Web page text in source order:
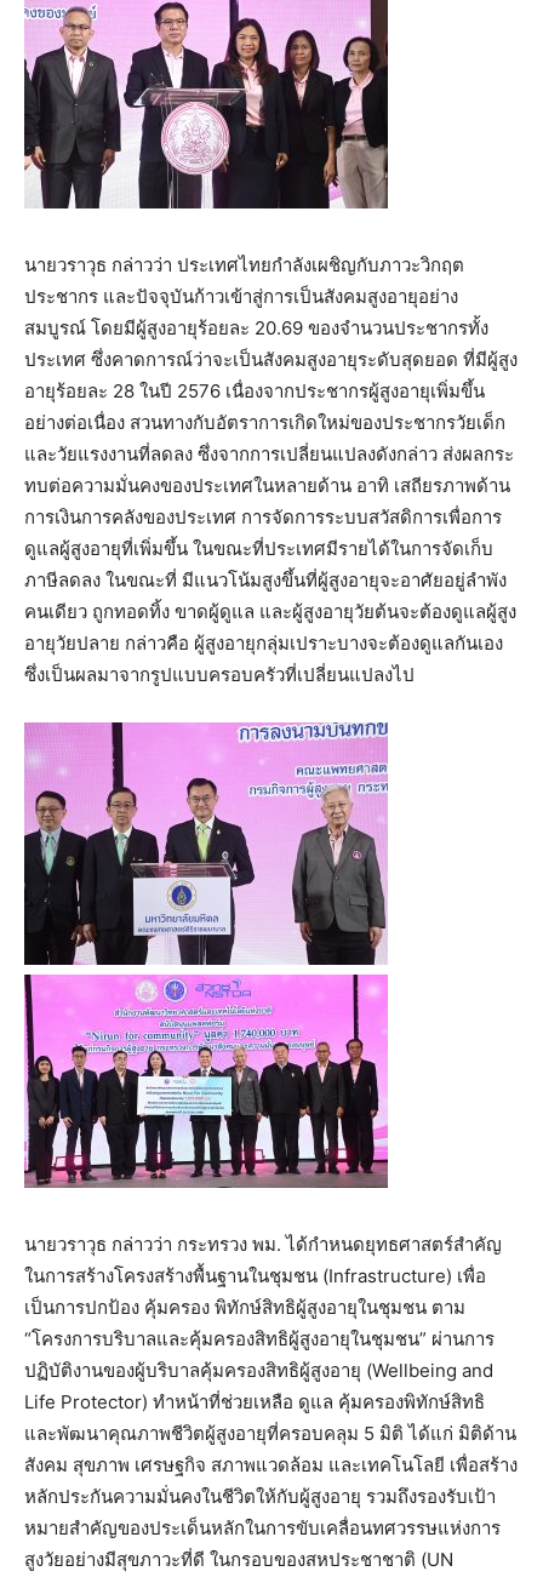
นายวราวุธ กล่าวว่า ประเทศไทยกำลังเผชิญกับภาวะวิกฤต
ประชากร และปัจจุบันก้าวเข้าสู่การเป็นสังคมสูงอายุอย่าง
สมบูรณ์ โดยมีผู้สูงอายุร้อยละ 20.69 ของจำนวนประชากรทั้ง
ประเทศ ซึ่งคาดการณ์ว่าจะเป็นสังคมสูงอายุระดับสุดยอด ที่มีผู้สูง
อายุร้อยละ 28 ในปี 2576 เนื่องจากประชากรผู้สูงอายุเพิ่มขึ้น
อย่างต่อเนื่อง สวนทางกับอัตราการเกิดใหม่ของประชากรวัยเด็ก
และวัยแรงงานที่ลดลง ซึ่งจากการเปลี่ยนแปลงดังกล่าว ส่งผลกระ
ทบต่อความมั่นคงของประเทศในหลายด้าน อาทิ เสถียรภาพด้าน
การเงินการคลังของประเทศ การจัดการระบบสวัสดิการเพื่อการ
ดูแลผู้สูงอายุที่เพิ่มขึ้น ในขณะที่ประเทศมีรายได้ในการจัดเก็บ
ภาษีลดลง ในขณะที่ มีแนวโน้มสูงขึ้นที่ผู้สูงอายุจะอาศัยอยู่ลำพัง
คนเดียว ถูกทอดทิ้ง ขาดผู้ดูแล และผู้สูงอายุวัยต้นจะต้องดูแลผู้สูง
อายุวัยปลาย กล่าวคือ ผู้สูงอายุกลุ่มเปราะบางจะต้องดูแลกันเอง
ซึ่งเป็นผลมาจากรูปแบบครอบครัวที่เปลี่ยนแปลงไป
นายวราวุธ กล่าวว่า กระทรวง พม. ได้กำหนดยุทธศาสตร์สำคัญ
ในการสร้างโครงสร้างพื้นฐานในชุมชน (Infrastructure) เพื่อ
เป็นการปกป้อง คุ้มครอง พิทักษ์สิทธิผู้สูงอายุในชุมชน ตาม
“โครงการบริบาลและคุ้มครองสิทธิผู้สูงอายุในชุมชน” ผ่านการ
ปฏิบัติงานของผู้บริบาลคุ้มครองสิทธิผู้สูงอายุ (Wellbeing and
Life Protector) ทำหน้าที่ช่วยเหลือ ดูแล คุ้มครองพิทักษ์สิทธิ
และพัฒนาคุณภาพชีวิตผู้สูงอายุที่ครอบคลุม 5 มิติ ได้แก่ มิติด้าน
สังคม สุขภาพ เศรษฐกิจ สภาพแวดล้อม และเทคโนโลยี เพื่อสร้าง
หลักประกันความมั่นคงในชีวิตให้กับผู้สูงอายุ รวมถึงรองรับเป้า
หมายสำคัญของประเด็นหลักในการขับเคลื่อนทศวรรษแห่งการ
สูงวัยอย่างมีสุขภาวะที่ดี ในกรอบของสหประชาชาติ (UN